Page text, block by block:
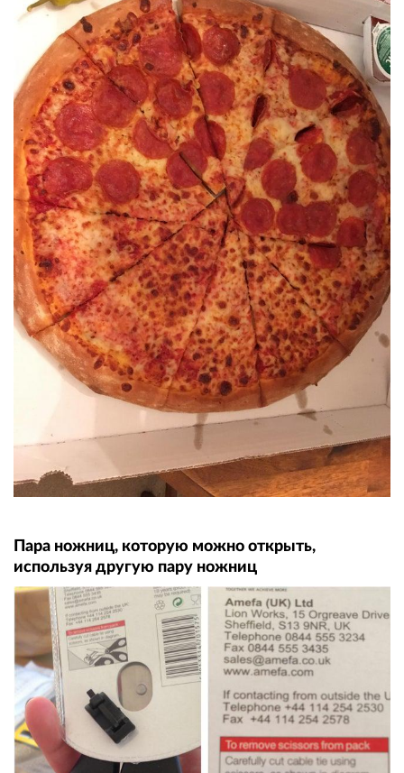
Пара ножниц, которую можно открыть,
используя другую пару ножниц